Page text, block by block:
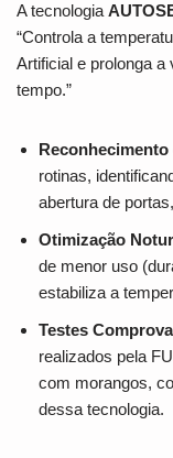
A tecnologia
“Controla a
Artificial e prolonga a
tempo.”
rotinas,
abertura de
Otimização
de menor uso
estabiliza a
Testes
realizados pela
com morangos,
dessa tecnologia.